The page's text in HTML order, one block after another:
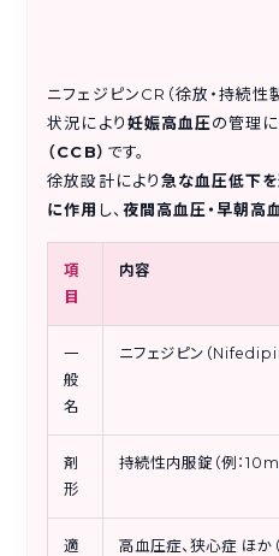
ニフェジピンCR（徐放・持続性
状況により妊娠高血圧の管理
（CCB） です。
徐放設計により急な血圧低下
に作用 し、 夜間高血圧・早朝高
項
目
内容
一
般
名
ニフェジピン（
剤
形
持続性内服錠（例：
適
高血圧症、狭心症 ほか